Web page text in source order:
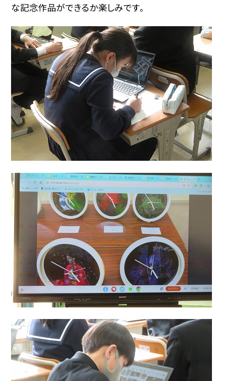
な記念作品ができるか楽しみです。